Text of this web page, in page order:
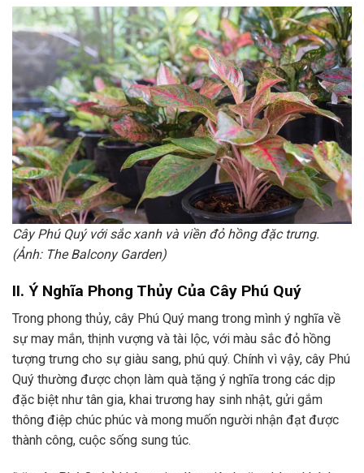
Cây Phú Quý với sắc xanh và viền đỏ hồng đặc trưng.
(Ảnh: The Balcony Garden)
II. Ý Nghĩa Phong Thủy Của Cây Phú Quý
Trong phong thủy, cây Phú Quý mang trong mình ý nghĩa về
sự may mắn, thịnh vượng và tài lộc, với màu sắc đỏ hồng
tượng trưng cho sự giàu sang, phú quý. Chính vì vậy, cây Phú
Quý thường được chọn làm quà tặng ý nghĩa trong các dịp
đặc biệt như tân gia, khai trương hay sinh nhật, gửi gắm
thông điệp chúc phúc và mong muốn người nhận đạt được
thành công, cuộc sống sung túc.